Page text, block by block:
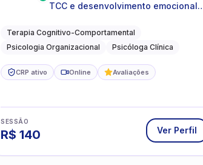
TCC e desenvolvimento emocional
Terapia Cognitivo-Comportamental
Psicologia Organizacional
Psicóloga Clínica
CRP ativo Online Avaliações
SESSÃO
R$ 140 Ver Perfil